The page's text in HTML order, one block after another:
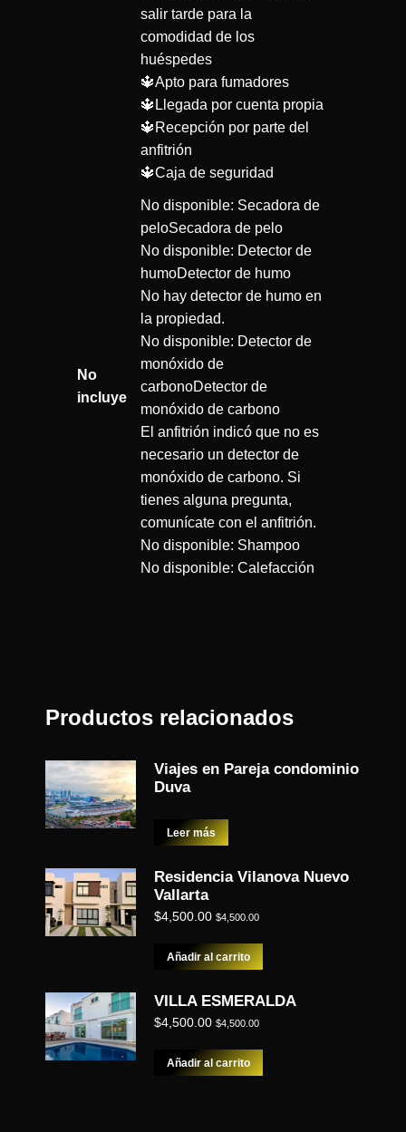
salir tarde para la
comodidad de los
huéspedes
🔱Apto para fumadores
🔱Llegada por cuenta propia
🔱Recepción por parte del
anfitrión
🔱Caja de seguridad
No
incluye
No disponible: Secadora de
peloSecadora de pelo
No disponible: Detector de
humoDetector de humo
No hay detector de humo en
la propiedad.
No disponible: Detector de
monóxido de
carbonoDetector de
monóxido de carbono
El anfitrión indicó que no es
necesario un detector de
monóxido de carbono. Si
tienes alguna pregunta,
comunícate con el anfitrión.
No disponible: Shampoo
No disponible: Calefacción
Productos relacionados
Viajes en Pareja condominio
Duva
Leer más
Residencia Vilanova Nuevo
Vallarta
$4,500.00 $4,500.00
Añadir al carrito
VILLA ESMERALDA
$4,500.00 $4,500.00
Añadir al carrito